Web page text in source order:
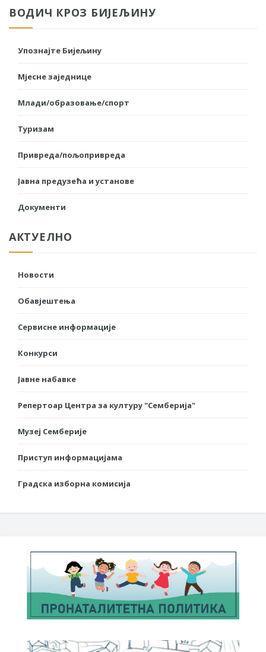
ВОДИЧ КРОЗ БИЈЕЉИНУ
Упознајте Бијељину
Мјесне заједнице
Млади/образовање/спорт
Туризам
Привреда/пољопривреда
Јавна предузећа и установе
Документи
АКТУЕЛНО
Новости
Обавјештења
Сервисне информације
Конкурси
Јавне набавке
Репертоар Центра за културу "Семберија"
Музеј Семберије
Приступ информацијама
Градска изборна комисија